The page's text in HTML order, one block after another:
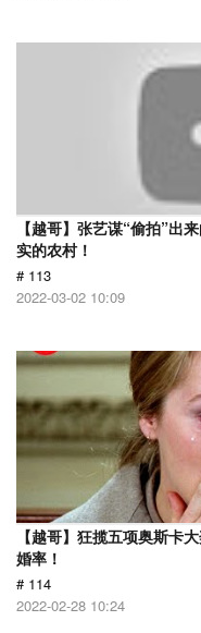
【越哥】张艺谋“偷拍”出
实的农村！
# 113
2022-03-02 10:09
【越哥】狂揽五项奥斯卡
婚率！
# 114
2022-02-28 10:24